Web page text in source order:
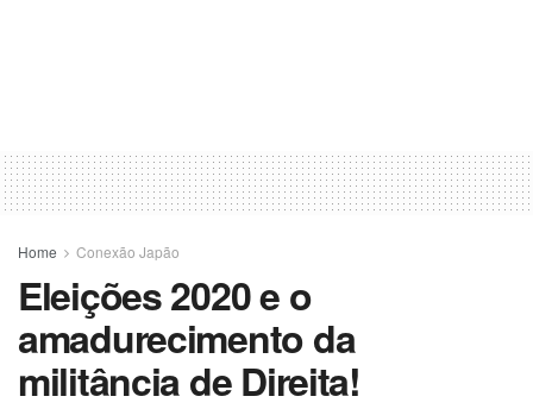
Home Conexão Japão
Eleições 2020 e o
amadurecimento da
militância de Direita!